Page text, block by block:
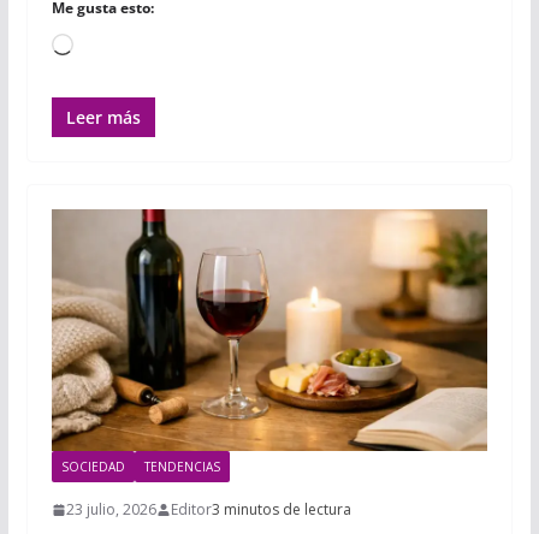
Me gusta esto:
Cargando...
Leer más
SOCIEDAD TENDENCIAS
23 julio, 2026 Editor3 minutos de lectura